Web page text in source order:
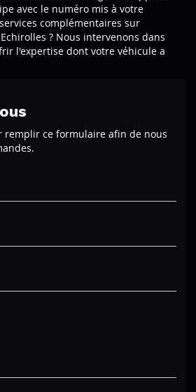
avec le numéro mis à votre
complémentaires sur
? Nous intervenons dans
l'expertise dont votre véhicule a
remplir ce formulaire afin de nous